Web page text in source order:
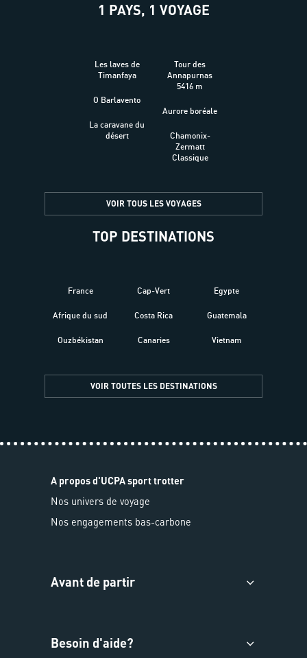
1 PAYS, 1 VOYAGE
Les laves de
Timanfaya
O Barlavento
La caravane du
désert
Tour des
Annapurnas
5416 m
Aurore boréale
Chamonix-
Zermatt
Classique
VOIR TOUS LES VOYAGES
TOP DESTINATIONS
France
Afrique du sud
Ouzbékistan
Cap-Vert
Costa Rica
Canaries
Egypte
Guatemala
Vietnam
VOIR TOUTES LES DESTINATIONS
A propos d'UCPA sport trotter
Nos univers de voyage
Nos engagements bas-carbone
Avant de partir
Besoin d'aide?